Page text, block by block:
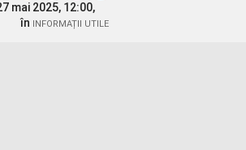
mai 2025, 12:00,
în
INFORMAȚII UTILE